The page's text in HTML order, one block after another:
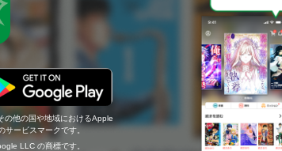
の他の国や地域におけるApple
ービスマークです。
LLC の商標です。